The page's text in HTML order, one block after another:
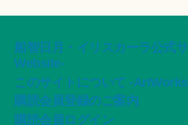
船智日月・イリスカーラ公式
Website-
このサイトについて -
購読会員登録のご案内
購読会員ログイン